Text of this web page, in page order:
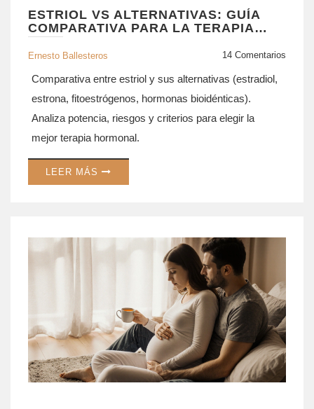
ESTRIOL VS ALTERNATIVAS: GUÍA
COMPARATIVA PARA LA TERAPIA
HORMONAL
Ernesto Ballesteros 14 Comentarios
Comparativa entre estriol y sus alternativas (estradiol,
estrona, fitoestrógenos, hormonas bioidénticas).
Analiza potencia, riesgos y criterios para elegir la
mejor terapia hormonal.
LEER MÁS